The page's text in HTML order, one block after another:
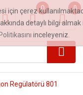
0 0
Regülatörü 801
için çerez
detaylı bilgi almak
inceleyeniz.